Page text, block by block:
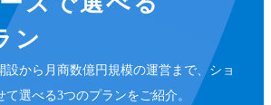
ン
設から月商数億円規模の運営まで、ショ
て選べる3つのプランをご紹介。